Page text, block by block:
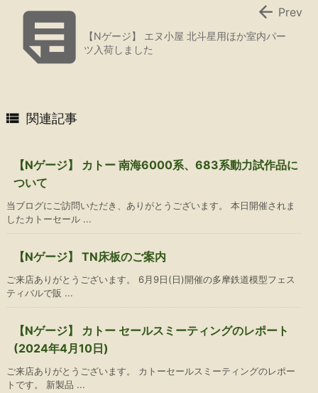
 【Nゲージ】 エヌ小屋 北斗星用ほか室内パー
ツ入荷しました
 Prev
 関連記事
【Nゲージ】 カトー 南海6000系、683系動力試作品に
ついて
当ブログにご訪問いただき、ありがとうございます。 本日開催されま
したカトーセール ...
【Nゲージ】 TN床板のご案内
ご来店ありがとうございます。 6月9日(日)開催の多摩鉄道模型フェス
ティバルで販 ...
【Nゲージ】 カトー セールスミーティングのレポート
(2024年4月10日)
ご来店ありがとうございます。 カトーセールスミーティングのレポー
トです。 新製品 ...